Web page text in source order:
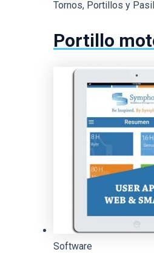
Tornos, Portillos y
Portillo
Software